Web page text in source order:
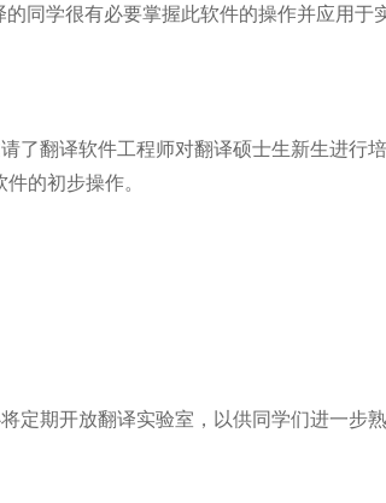
同学很有必要掌握此软件的操作并应用于
翻译软件工程师对翻译硕士生新生进行
的初步操作。
期开放翻译实验室，以供同学们进一步